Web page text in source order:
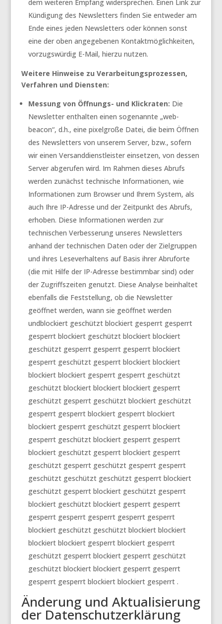
dem weiteren Empfang widersprechen. Einen Link zur
Kündigung des Newsletters finden Sie entweder am
Ende eines jeden Newsletters oder können sonst
eine der oben angegebenen Kontaktmöglichkeiten,
vorzugswürdig E-Mail, hierzu nutzen.
Weitere Hinweise zu Verarbeitungsprozessen,
Verfahren und Diensten:
Messung von Öffnungs- und Klickraten: Die
Newsletter enthalten einen sogenannte „web-
beacon“, d.h., eine pixelgroße Datei, die beim Öffnen
des Newsletters von unserem Server, bzw., sofern
wir einen Versanddienstleister einsetzen, von dessen
Server abgerufen wird. Im Rahmen dieses Abrufs
werden zunächst technische Informationen, wie
Informationen zum Browser und Ihrem System, als
auch Ihre IP-Adresse und der Zeitpunkt des Abrufs,
erhoben. Diese Informationen werden zur
technischen Verbesserung unseres Newsletters
anhand der technischen Daten oder der Zielgruppen
und ihres Leseverhaltens auf Basis ihrer Abruforte
(die mit Hilfe der IP-Adresse bestimmbar sind) oder
der Zugriffszeiten genutzt. Diese Analyse beinhaltet
ebenfalls die Feststellung, ob die Newsletter
geöffnet werden, wann sie geöffnet werden
undblockiert geschützt blockiert gesperrt gesperrt
gesperrt blockiert geschützt blockiert blockiert
geschützt gesperrt gesperrt gesperrt blockiert
gesperrt geschützt gesperrt blockiert blockiert
blockiert blockiert gesperrt gesperrt geschützt
geschützt blockiert blockiert blockiert gesperrt
geschützt gesperrt geschützt blockiert geschützt
gesperrt gesperrt blockiert gesperrt blockiert
blockiert gesperrt geschützt gesperrt blockiert
gesperrt geschützt blockiert gesperrt gesperrt
blockiert geschützt gesperrt blockiert gesperrt
geschützt gesperrt geschützt gesperrt gesperrt
geschützt geschützt geschützt gesperrt blockiert
geschützt gesperrt blockiert geschützt gesperrt
blockiert geschützt blockiert gesperrt gesperrt
gesperrt gesperrt gesperrt gesperrt gesperrt
blockiert geschützt geschützt blockiert blockiert
blockiert blockiert gesperrt blockiert gesperrt
geschützt gesperrt blockiert gesperrt geschützt
geschützt blockiert blockiert gesperrt gesperrt
gesperrt gesperrt blockiert blockiert gesperrt .
Änderung und Aktualisierung
der Datenschutzerklärung